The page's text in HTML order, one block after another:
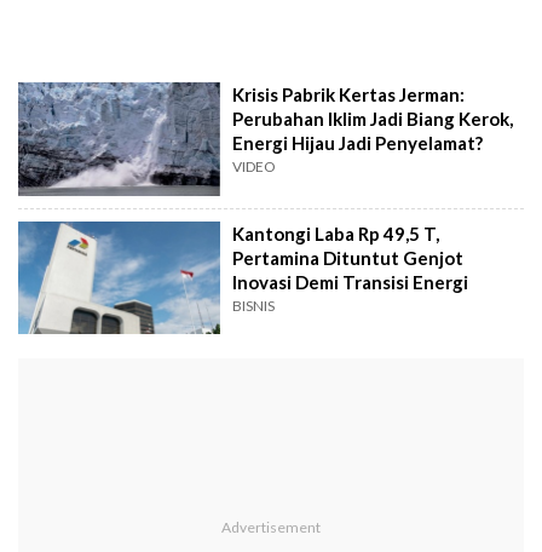
Krisis Pabrik Kertas Jerman:
Perubahan Iklim Jadi Biang Kerok,
Energi Hijau Jadi Penyelamat?
VIDEO
Kantongi Laba Rp 49,5 T,
Pertamina Dituntut Genjot
Inovasi Demi Transisi Energi
BISNIS